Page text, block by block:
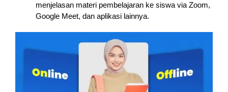
menjelasan materi pembelajaran ke siswa via Zoom,
Google Meet, dan aplikasi lainnya.